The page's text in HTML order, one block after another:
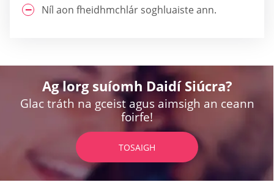
Níl aon fheidhmchlár soghluaiste ann.
Ag lorg suíomh Daidí Siúcra?
Glac tráth na gceist agus aimsigh an ceann
foirfe!
TOSAIGH